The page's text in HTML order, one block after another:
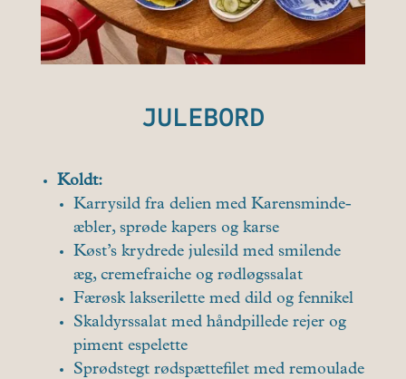
JULEBORD
Koldt:
Karrysild fra delien med Karensminde-
æbler, sprøde kapers og karse
Køst’s krydrede julesild med smilende
æg, cremefraiche og rødløgssalat
Færøsk lakserilette med dild og fennikel
Skaldyrssalat med håndpillede rejer og
piment espelette
Sprødstegt rødspættefilet med remoulade